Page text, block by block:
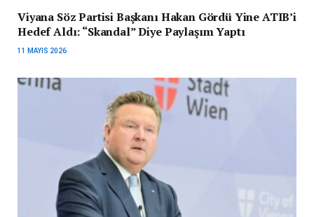
Viyana Söz Partisi Başkanı Hakan Gördü Yine ATIB’i
Hedef Aldı: “Skandal” Diye Paylaşım Yaptı
11 MAYIS 2026